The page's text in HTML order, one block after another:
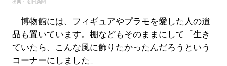
出典： 朝日新聞
博物館には、フィギュアやプラモを愛した人の遺
品も置いています。棚などもそのままにして「生き
ていたら、こんな風に飾りたかったんだろうという
コーナーにしました」